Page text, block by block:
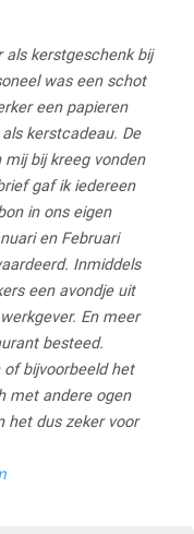
als kerstgeschenk bij
was een schot
een papieren
kerstcadeau. De
bij kreeg vonden
gaf ik iedereen
in ons eigen
en Februari
Inmiddels
een avondje uit
En meer
besteed.
bijvoorbeeld het
met andere ogen
het dus zeker voor